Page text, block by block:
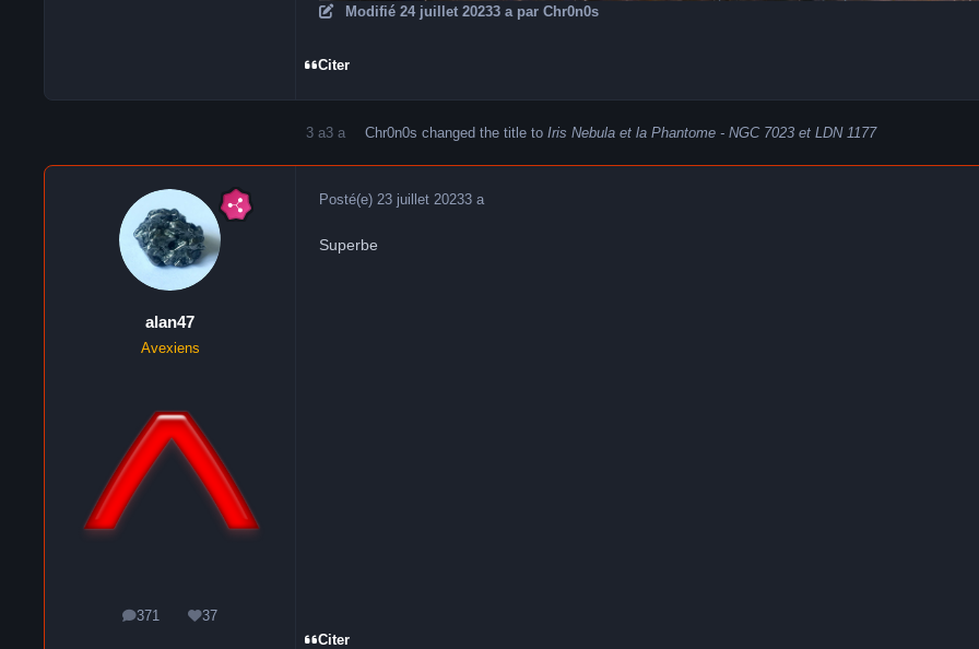
Modifié 24 juillet 20233 apar Chr0n0s
Citer
3 a3 a Chr0n0s changed the title to Iris Nebula et la Phantome - NGC 7023 et LDN 1177
alan47
Avexiens
371
messages37
Réputation
Posté(e) 23 juillet 20233 a
Superbe
Citer